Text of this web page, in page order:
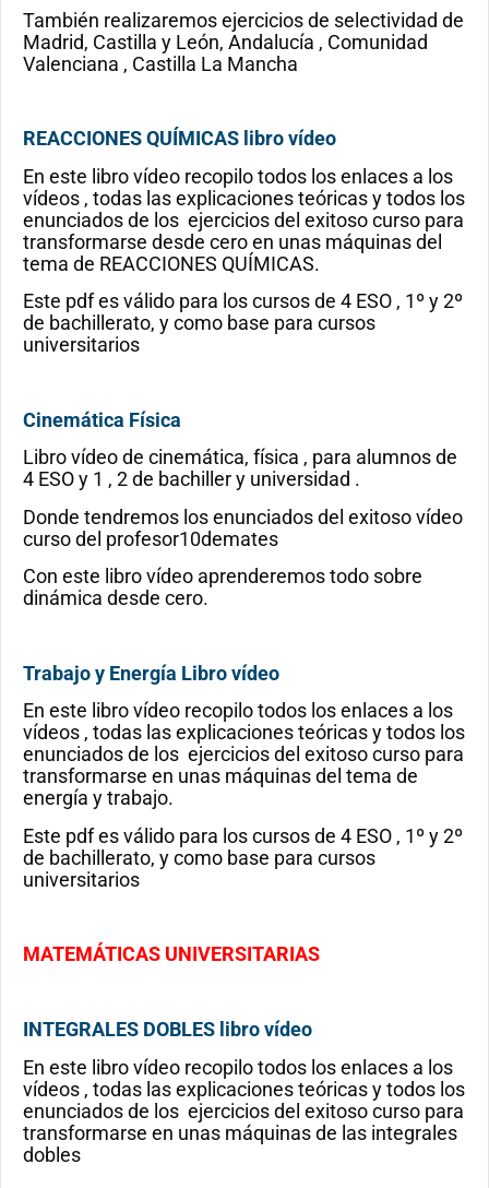
También realizaremos ejercicios de selectividad de
Madrid, Castilla y León, Andalucía , Comunidad
Valenciana , Castilla La Mancha
REACCIONES QUÍMICAS libro vídeo
En este libro vídeo recopilo todos los enlaces a los
vídeos , todas las explicaciones teóricas y todos los
enunciados de los ejercicios del exitoso curso para
transformarse desde cero en unas máquinas del
tema de REACCIONES QUÍMICAS.
Este pdf es válido para los cursos de 4 ESO , 1º y 2º
de bachillerato, y como base para cursos
universitarios
Cinemática Física
Libro vídeo de cinemática, física , para alumnos de
4 ESO y 1 , 2 de bachiller y universidad .
Donde tendremos los enunciados del exitoso vídeo
curso del profesor10demates
Con este libro vídeo aprenderemos todo sobre
dinámica desde cero.
Trabajo y Energía Libro vídeo
En este libro vídeo recopilo todos los enlaces a los
vídeos , todas las explicaciones teóricas y todos los
enunciados de los ejercicios del exitoso curso para
transformarse en unas máquinas del tema de
energía y trabajo.
Este pdf es válido para los cursos de 4 ESO , 1º y 2º
de bachillerato, y como base para cursos
universitarios
MATEMÁTICAS UNIVERSITARIAS
INTEGRALES DOBLES libro vídeo
En este libro vídeo recopilo todos los enlaces a los
vídeos , todas las explicaciones teóricas y todos los
enunciados de los ejercicios del exitoso curso para
transformarse en unas máquinas de las integrales
dobles